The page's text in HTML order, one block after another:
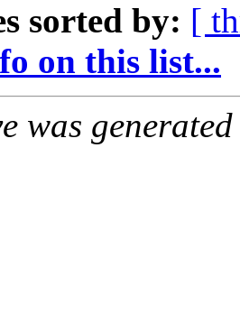
sorted by: [
on this list...
was